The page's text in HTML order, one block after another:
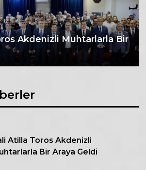
Akdenizli Muhtarlarla Bir
Atilla Toros Akdenizli
Bir Araya Geldi